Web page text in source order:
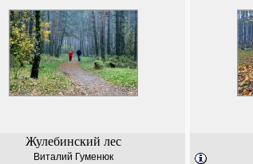
Жулебинский лес
Виталий Гуменюк